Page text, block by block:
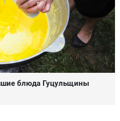
блюда Гуцульщины